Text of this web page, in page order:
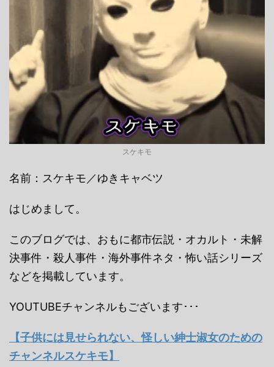
スケキモ
名前：スケキモ／ゆきキャベツ
はじめまして。
このブログでは、おもに都市伝説・オカルト・未解
決事件・殺人事件・海外事件ネタ・怖い話シリーズ
などを掲載しています。
YOUTUBEチャンネルもございます･･･
【子供には見せられない、怪しい紳士淑女のための
チャンネルスケキモ】